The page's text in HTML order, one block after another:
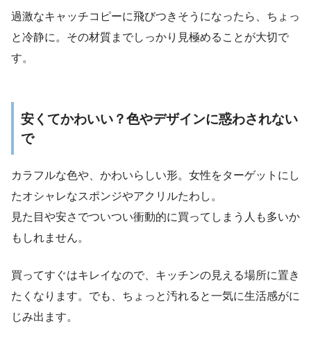
過激なキャッチコピーに飛びつきそうになったら、ちょっ
と冷静に。その材質までしっかり見極めることが大切で
す。
安くてかわいい？色やデザインに惑わされない
で
カラフルな色や、かわいらしい形。女性をターゲットにし
たオシャレなスポンジやアクリルたわし。
見た目や安さでついつい衝動的に買ってしまう人も多いか
もしれません。
買ってすぐはキレイなので、キッチンの見える場所に置き
たくなります。でも、ちょっと汚れると一気に生活感がに
じみ出ます。